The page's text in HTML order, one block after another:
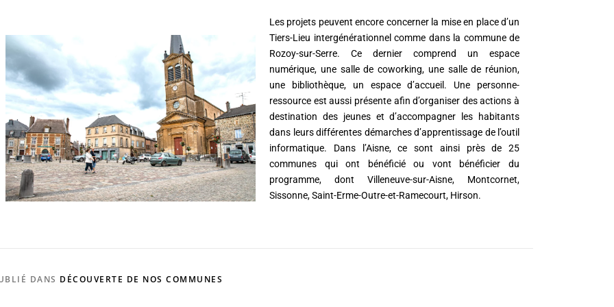
Les projets peuvent encore concerner la mise en place d’un
Tiers-Lieu intergénérationnel comme dans la commune de
Rozoy-sur-Serre. Ce dernier comprend un espace
numérique, une salle de coworking, une salle de réunion,
une bibliothèque, un espace d’accueil. Une personne-
ressource est aussi présente afin d’organiser des actions à
destination des jeunes et d’accompagner les habitants
dans leurs différentes démarches d’apprentissage de l’outil
informatique. Dans l’Aisne, ce sont ainsi près de 25
communes qui ont bénéficié ou vont bénéficier du
programme, dont Villeneuve-sur-Aisne, Montcornet,
Sissonne, Saint-Erme-Outre-et-Ramecourt, Hirson.
DANS DÉCOUVERTE DE NOS COMMUNES